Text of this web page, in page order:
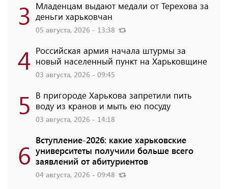
3 Младенцам выдают медали от Терехова за
деньги харьковчан
05 августа, 2026 - 13:38
4 Российская армия начала штурмы за
новый населенный пункт на Харьковщине
03 августа, 2026 - 09:45
5 В пригороде Харькова запретили пить
воду из кранов и мыть ею посуду
03 августа, 2026 - 14:18
6 Вступление-2026: какие харьковские
университеты получили больше всего
заявлений от абитуриентов
04 августа, 2026 - 09:48